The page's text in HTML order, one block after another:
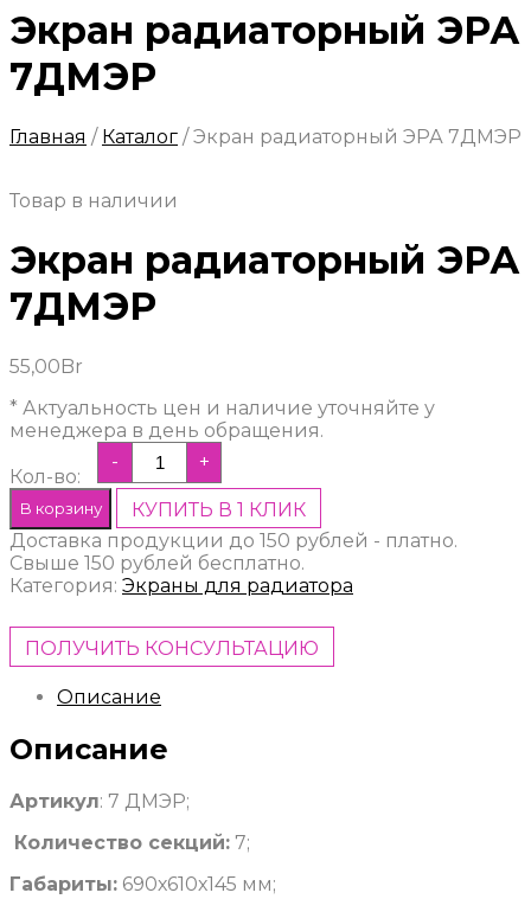
Экран радиаторный ЭРА
7ДМЭР
Главная / Каталог /Экран радиаторный ЭРА 7ДМЭР
Товар в наличии
Экран радиаторный ЭРА
7ДМЭР
55,00Br
* Актуальность цен и наличие уточняйте у
менеджера в день обращения.
Кол-во:
- +
В корзину
КУПИТЬ В 1 КЛИК
Доставка продукции до 150 рублей - платно.
Свыше 150 рублей бесплатно.
Категория: Экраны для радиатора
ПОЛУЧИТЬ КОНСУЛЬТАЦИЮ
Описание
Описание
Артикул: 7 ДМЭР;
Количество секций: 7;
Габариты: 690х610х145 мм;